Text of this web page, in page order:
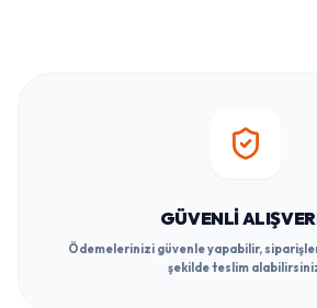
GÜVENLI
Ödemelerinizi güvenle yapabilir,
şekilde teslim